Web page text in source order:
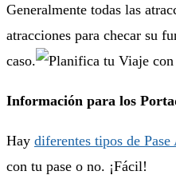
Generalmente todas las
atracciones para checar su
caso.
Información para los
Hay diferentes tipos de Pase
con tu pase o no. ¡Fácil!